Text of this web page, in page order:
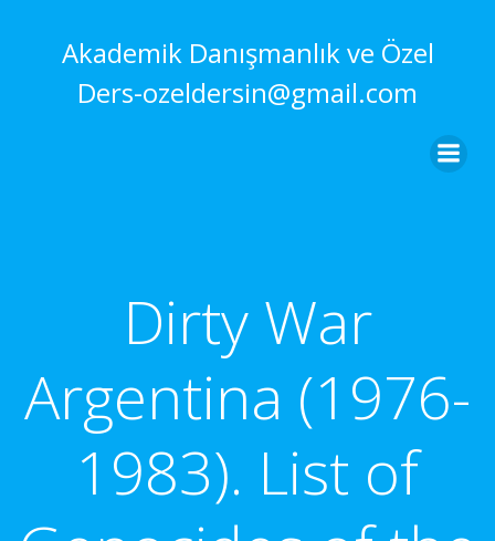
Akademik Danışmanlık ve Özel
Ders-ozeldersin@gmail.com
Dirty War
Argentina (1976-
1983). List of